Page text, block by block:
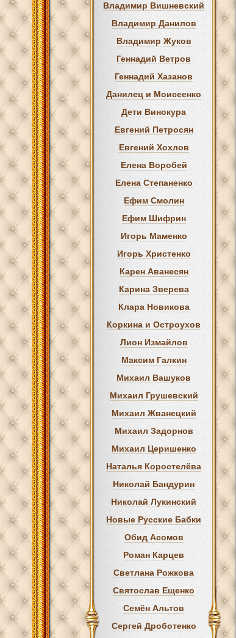
Владимир Вишневский
Владимир Данилов
Владимир Жуков
Геннадий Ветров
Геннадий Хазанов
Данилец и Моисеенко
Дети Винокура
Евгений Петросян
Евгений Хохлов
Елена Воробей
Елена Степаненко
Ефим Смолин
Ефим Шифрин
Игорь Маменко
Игорь Христенко
Карен Аванесян
Карина Зверева
Клара Новикова
Коркина и Остроухов
Лион Измайлов
Максим Галкин
Михаил Вашуков
Михаил Грушевский
Михаил Жванецкий
Михаил Задорнов
Михаил Церишенко
Наталья Коростелёва
Николай Бандурин
Николай Лукинский
Новые Русские Бабки
Обид Асомов
Роман Карцев
Светлана Рожкова
Святослав Ещенко
Семён Альтов
Сергей Дроботенко